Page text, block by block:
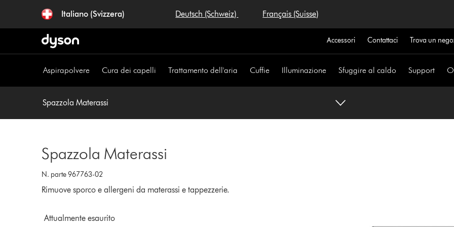
navigazione
Italiano (Svizzera) Deutsch (Schweiz) Français (Suisse)
Accessori Contattaci Trova un
Aspirapolvere Cura dei capelli Trattamento dell'aria Cuffie Illuminazione Sfuggire al caldo Support
Spazzola Materassi
Spazzola Materassi
N. parte 967763-02
Rimuove sporco e allergeni da materassi e tappezzerie.
Attualmente esaurito